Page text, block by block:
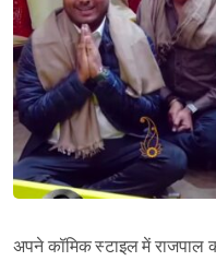
अपने कॉमिक स्टाइल में